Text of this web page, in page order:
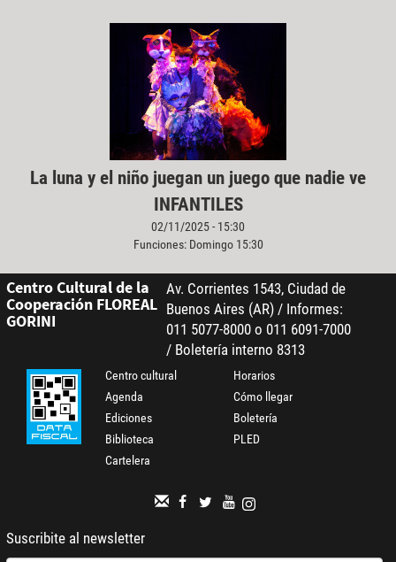
La luna y el niño juegan un juego que nadie ve
INFANTILES
02/11/2025 - 15:30
Funciones: Domingo 15:30
Centro Cultural de la
Cooperación FLOREAL
GORINI
Av. Corrientes 1543, Ciudad de
Buenos Aires (AR) / Informes:
011 5077-8000 o 011 6091-7000
/ Boletería interno 8313
Centro cultural
Agenda
Ediciones
Biblioteca
Cartelera
Horarios
Cómo llegar
Boletería
PLED
Suscribite al newsletter